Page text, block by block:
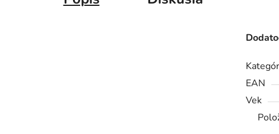
EAN
Vek